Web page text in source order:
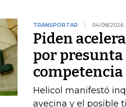
TRANSPORTAR 04/08/2026
Piden
por
competencia
Helicol manifestó
avecina y el posible